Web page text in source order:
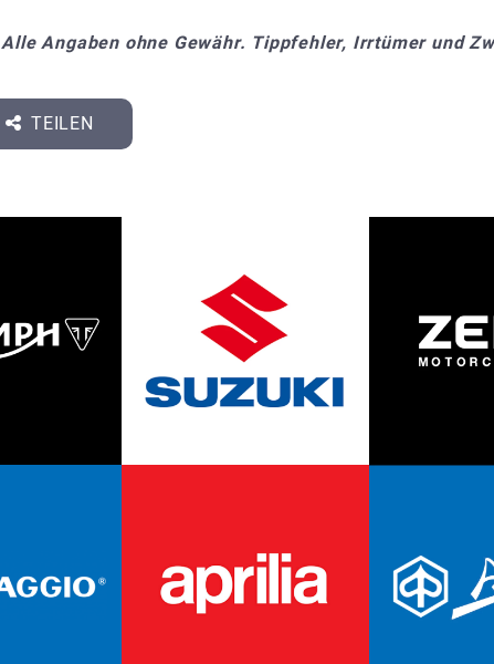
Alle Angaben ohne Gewähr. Tippfehler, Irrtümer und
TEILEN